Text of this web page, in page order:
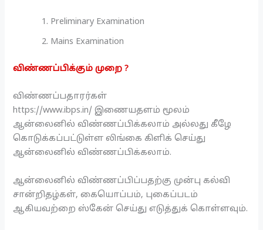
Preliminary Examination
Mains Examination
விண்ணப்பிக்கும் முறை ?
விண்ணப்பதாரர்கள்
https://www.ibps.in/ இணையதளம் மூலம்
ஆன்லைனில் விண்ணப்பிக்கலாம் அல்லது கீழே
கொடுக்கப்பட்டுள்ள லிங்கை கிளிக் செய்து
ஆன்லைனில் விண்ணப்பிக்கலாம்.
ஆன்லைனில் விண்ணப்பிப்பதற்கு முன்பு கல்வி
சான்றிதழ்கள், கையொப்பம், புகைப்படம்
ஆகியவற்றை ஸ்கேன் செய்து எடுத்துக் கொள்ளவும்.